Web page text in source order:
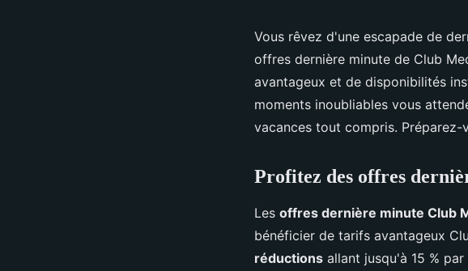
Vous rêvez d'une escapade de
offres dernière minute de Club
avantageux et de disponibilités
moments inoubliables vous
vacances tout compris.
Profitez des offres
Les offres dernière minute Club
bénéficier de tarifs avantageux
réductions allant jusqu'à 15 %